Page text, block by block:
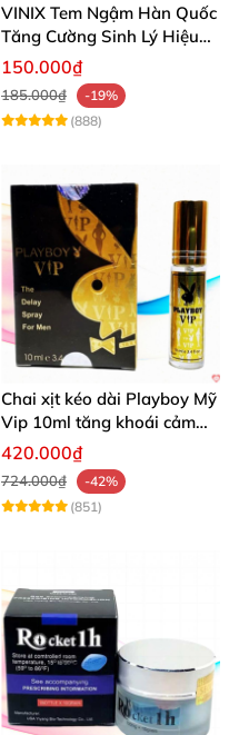
VINIX Tem Ngậm Hàn Quốc
Tăng Cường Sinh Lý Hiệu
Quả
150.000₫
185.000₫
-19%
(888)
Chai xịt kéo dài Playboy Mỹ
Vip 10ml tăng khoái cảm
nam
420.000₫
724.000₫
-42%
(851)